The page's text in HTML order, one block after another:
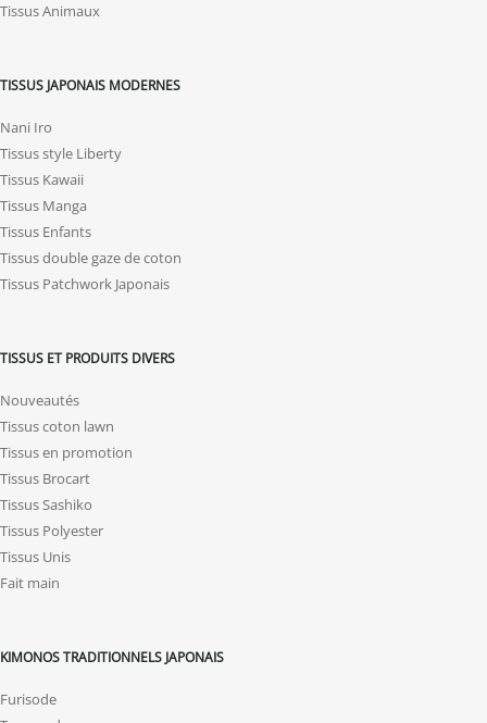
Tissus Animaux
TISSUS JAPONAIS MODERNES
Nani Iro
Tissus style Liberty
Tissus Kawaii
Tissus Manga
Tissus Enfants
Tissus double gaze de coton
Tissus Patchwork Japonais
TISSUS ET PRODUITS DIVERS
Nouveautés
Tissus coton lawn
Tissus en promotion
Tissus Brocart
Tissus Sashiko
Tissus Polyester
Tissus Unis
Fait main
KIMONOS TRADITIONNELS JAPONAIS
Furisode